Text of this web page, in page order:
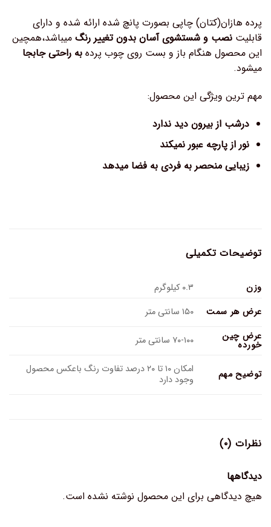
پرده هازان(کتان) چاپی بصورت پانچ شده ارائه شده و دارای
قابلیت نصب و شستشوی آسان بدون تغییر رنگ میباشد،همچین
این محصول هنگام باز و بست روی چوب پرده به راحتی جابجا
میشود.
مهم ترین ویژگی این محصول:
درشب از بیرون دید ندارد
نور از پارچه عبور نمیکند
زیبایی منحصر به فردی به فضا میدهد
توضیحات تکمیلی
وزن
۰.۳ کیلوگرم
عرض هر سمت
۱۵۰ سانتی متر
عرض چین
خورده ۷۰-۱۰۰ سانتی متر
توضیح مهم امکان ۱۰ تا ۲۰ درصد تفاوت رنگ باعکس محصول
وجود دارد
نظرات (۰)
دیدگاهها
هیچ دیدگاهی برای این محصول نوشته نشده است.